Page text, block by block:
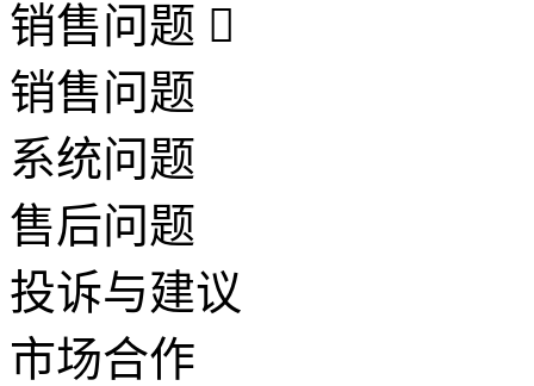
销售问题
销售问题
系统问题
售后问题
投诉与建议
市场合作